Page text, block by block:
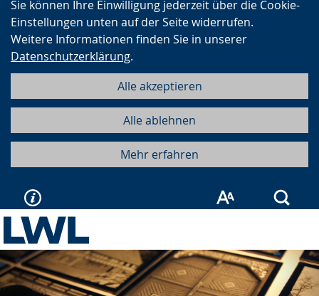
Sie können Ihre Einwilligung jederzeit über die Cookie-
Einstellungen unten auf der Seite widerrufen.
Weitere Informationen finden Sie in unserer
Datenschutzerklärung.
Alle akzeptieren
Alle ablehnen
Mehr erfahren
Vorherige